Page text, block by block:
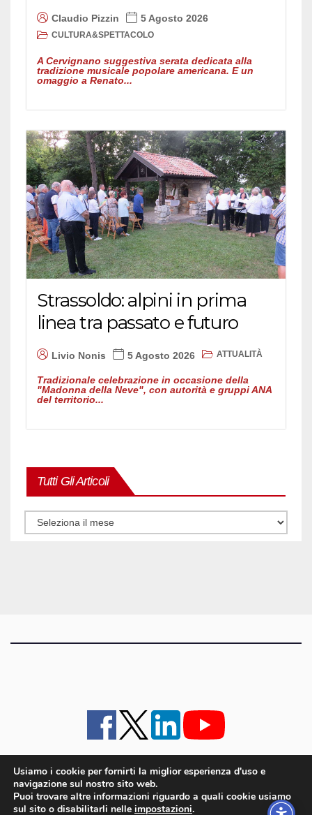
Claudio Pizzin 5 Agosto 2026
CULTURA&SPETTACOLO
A Cervignano suggestiva serata dedicata alla
tradizione musicale popolare americana. E un
omaggio a Renato...
Strassoldo: alpini in prima
linea tra passato e futuro
Livio Nonis 5 Agosto 2026 ATTUALITÀ
Tradizionale celebrazione in occasione della
"Madonna della Neve", con autorità e gruppi ANA
del territorio...
Tutti Gli Articoli
Tutti
articoli
iMagazine · contatti e staff · lavora con noi
Cookie policy UE
Usiamo i cookie per fornirti la miglior esperienza d'uso e
navigazione sul nostro sito web.
Puoi trovare altre informazioni riguardo a quali cookie usiamo
sul sito o disabilitarli nelle impostazioni.